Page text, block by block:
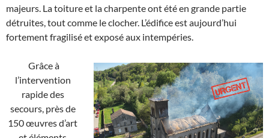
majeurs. La toiture et la charpente ont été en grande partie
détruites, tout comme le clocher. L’édifice est aujourd’hui
fortement fragilisé et exposé aux intempéries.
Grâce à
l’intervention
rapide des
secours, près de
150 œuvres d’art